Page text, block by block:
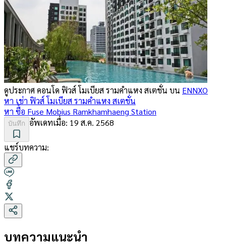
ดูประกาศ คอนโด ฟิวส์ โมเบียส รามคำแหง สเตชั่น บน ENNXO
หา เช่า ฟิวส์ โมเบียส รามคำแหง สเตชั่น
หา ซื้อ Fuse Mobius Ramkhamhaeng Station
บันทึก อัพเดทเมื่อ: 19 ส.ค. 2568
แชร์บทความ:
บทความแนะนำ